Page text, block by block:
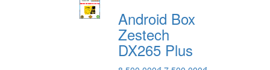
là:
12.500.000₫.
tại
là:
11.500.000₫.
Android Box
Zestech
DX265 Plus